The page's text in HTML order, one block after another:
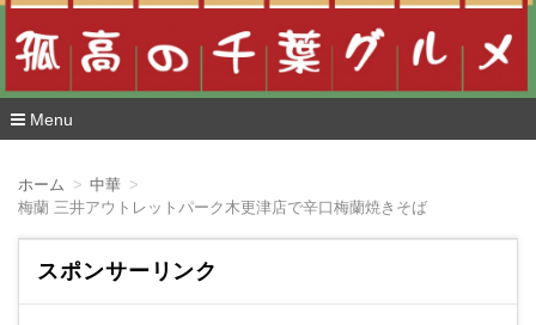
Menu
ホーム
中華
梅蘭 三井アウトレットパーク木更津店で辛口梅蘭焼きそば
スポンサーリンク